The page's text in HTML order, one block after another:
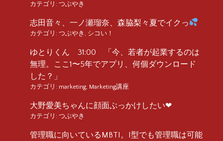
カテゴリ: つぶやき
志田音々、一ノ瀬瑠奈、森脇梨々夏でイクっ
カテゴリ: つぶやき シコい！
ゆとりくん 31:00 「今、若者が起業するのは
無理。ここ1〜5年でアプリ、何個ダウンロード
した？」
カテゴリ: marketing Marketing講座
大野愛美ちゃんに顔面ぶっかけしたい❤︎
カテゴリ: つぶやき
管理職に向いているMBTI。I型でも管理職は可能